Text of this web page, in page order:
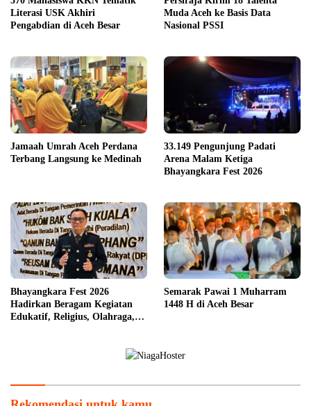
Literasi USK Akhiri
Pengabdian di Aceh Besar
Muda Aceh ke Basis Data
Nasional PSSI
Jamaah Umrah Aceh Perdana
Terbang Langsung ke Medinah
33.149 Pengunjung Padati
Arena Malam Ketiga
Bhayangkara Fest 2026
Bhayangkara Fest 2026
Hadirkan Beragam Kegiatan
Edukatif, Religius, Olahraga,
Semarak Pawai 1 Muharram
1448 H di Aceh Besar